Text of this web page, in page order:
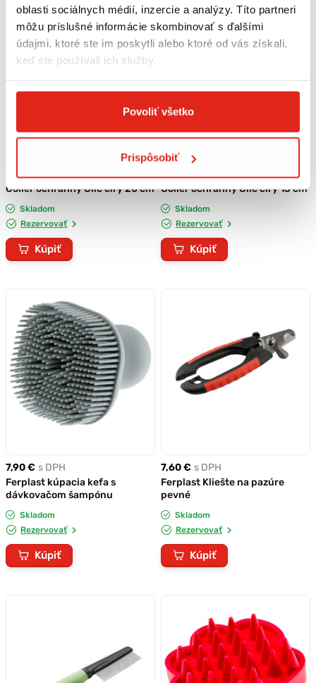
oblasti sociálnych médií, inzercie a analýzy. Títo partneri
môžu príslušné informácie skombinovať s ďalšími
údajmi, ktoré ste im poskytli alebo ktoré od vás získali,
keď ste používali ich služby.
Povoliť všetko
Prispôsobiť
5,50 € s DPH
Golier ochranný Clic číry 20 cm
Skladom
Rezervovať
Kúpiť
4,50 € s DPH
Golier ochranný Clic číry 15 cm
Skladom
Rezervovať
Kúpiť
7,90 € s DPH
Ferplast kúpacia kefa s
dávkovačom šampónu
Skladom
Rezervovať
Kúpiť
7,60 € s DPH
Ferplast Kliešte na pazúre
pevné
Skladom
Rezervovať
Kúpiť